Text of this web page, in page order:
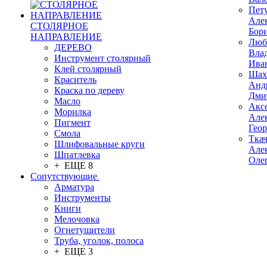
СТОЛЯРНОЕ
НАПРАВЛЕНИЕ
ДЕРЕВО
Инструмент столярный
Клей столярный
Краситель
Краска по дереву
Масло
Морилка
Пигмент
Смола
Шлифовальные круги
Шпатлевка
+ ЕЩЕ 8
Сопутствующие
Арматура
Инструменты
Книги
Мелочовка
Огнетушители
Труба, уголок, полоса
+ ЕЩЕ 3